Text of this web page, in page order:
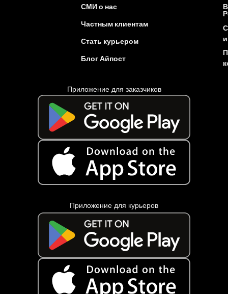
СМИ о нас
Частным клиентам
Стать курьером
Блог Айпост
Приложение для заказчиков
Приложение для курьеров